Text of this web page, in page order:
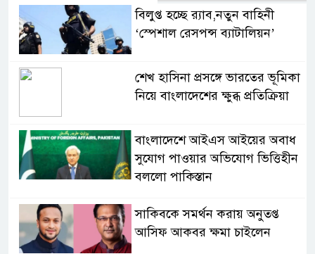
বিলুপ্ত হচ্ছে র‍্যাব,নতুন বাহিনী
‘স্পেশাল রেসপন্স ব্যাটালিয়ন’
শেখ হাসিনা প্রসঙ্গে ভারতের ভূমিকা
নিয়ে বাংলাদেশের ক্ষুব্ধ প্রতিক্রিয়া
বাংলাদেশে আইএস আইয়ের অবাধ
সুযোগ পাওয়ার অভিযোগ ভিত্তিহীন
বললো পাকিস্তান
সাকিবকে সমর্থন করায় অনুতপ্ত
আসিফ আকবর ক্ষমা চাইলেন